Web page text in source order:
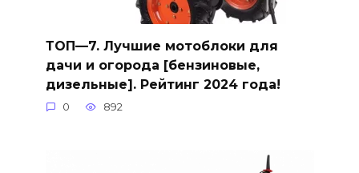
ТОП—7. Лучшие мотоблоки для
дачи и огорода [бензиновые,
дизельные]. Рейтинг 2024 года!
0 892